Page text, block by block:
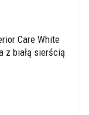
Care White
z białą sierścią